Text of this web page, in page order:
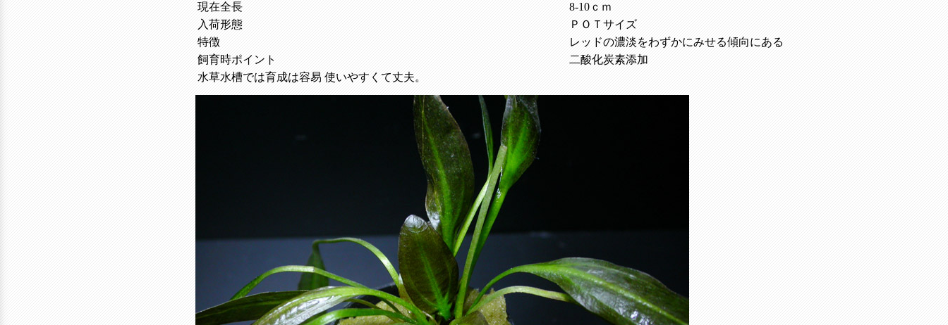
現在全長
8-10ｃｍ
入荷形態
ＰＯＴサイズ
特徴
レッドの濃淡をわずかにみせる傾向にある
飼育時ポイント
二酸化炭素添加
水草水槽では育成は容易 使いやすくて丈夫。